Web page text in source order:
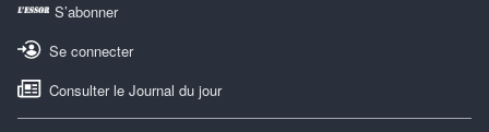
S’abonner
Se connecter
Consulter le Journal du jour